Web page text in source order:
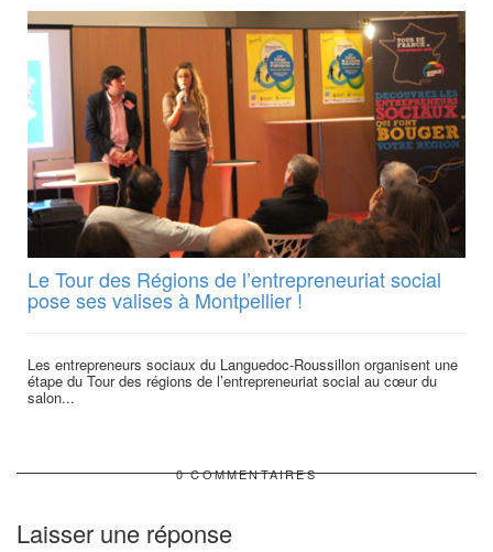
Le Tour des Régions de l’entrepreneuriat social
pose ses valises à Montpellier !
Les entrepreneurs sociaux du Languedoc-Roussillon organisent une
étape du Tour des régions de l’entrepreneuriat social au cœur du
salon...
0 COMMENTAIRES
Laisser une réponse